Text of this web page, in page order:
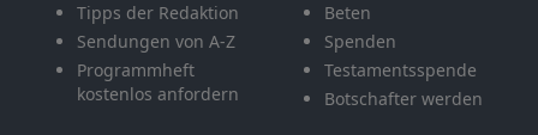
Tipps der Redaktion
Sendungen von A-Z
Programmheft
kostenlos anfordern
Beten
Spenden
Testamentsspende
Botschafter werden